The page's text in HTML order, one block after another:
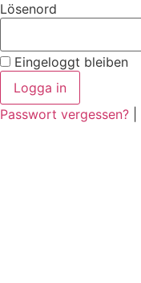
Lösenord
Eingeloggt bleiben
Logga in
Passwort vergessen?